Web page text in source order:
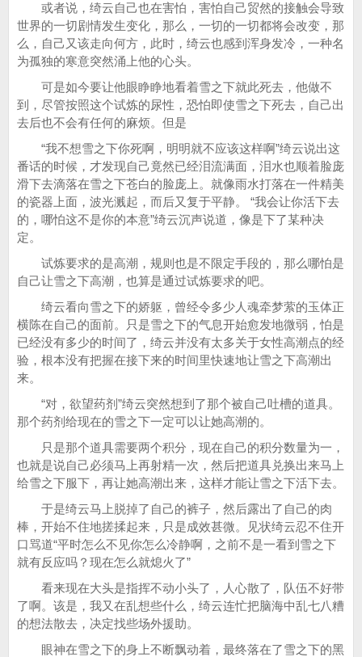
或者说，绮云自己也在害怕，害怕自己贸然的接触会导致
世界的一切剧情发生变化，那么，一切的一切都将会改变，那
么，自己又该走向何方，此时，绮云也感到浑身发冷，一种名
为孤独的寒意突然涌上他的心头。
可是如今要让他眼睁睁地看着雪之下就此死去，他做不
到，尽管按照这个试炼的尿性，恐怕即使雪之下死去，自己出
去后也不会有任何的麻烦。但是
“我不想雪之下你死啊，明明就不应该这样啊”绮云说出这
番话的时候，才发现自己竟然已经泪流满面，泪水也顺着脸庞
滑下去滴落在雪之下苍白的脸庞上。就像雨水打落在一件精美
的瓷器上面，波光溅起，而后又复于平静。 “我会让你活下去
的，哪怕这不是你的本意”绮云沉声说道，像是下了某种决
定。
试炼要求的是高潮，规则也是不限定手段的，那么哪怕是
自己让雪之下高潮，也算是通过试炼要求的吧。
绮云看向雪之下的娇躯，曾经令多少人魂牵梦萦的玉体正
横陈在自己的面前。只是雪之下的气息开始愈发地微弱，怕是
已经没有多少的时间了，绮云并没有太多关于女性高潮点的经
验，根本没有把握在接下来的时间里快速地让雪之下高潮出
来。
“对，欲望药剂”绮云突然想到了那个被自己吐槽的道具。
那个药剂给现在的雪之下一定可以让她高潮的。
只是那个道具需要两个积分，现在自己的积分数量为一，
也就是说自己必须马上再射精一次，然后把道具兑换出来马上
给雪之下服下，再让她高潮出来，这样才能让雪之下活下去。
于是绮云马上脱掉了自己的裤子，然后露出了自己的肉
棒，开始不住地搓揉起来，只是成效甚微。见状绮云忍不住开
口骂道“平时怎么不见你怎么冷静啊，之前不是一看到雪之下
就有反应吗？现在怎么就熄火了”
看来现在大头是指挥不动小头了，人心散了，队伍不好带
了啊。该是，我又在乱想些什么，绮云连忙把脑海中乱七八糟
的想法散去，决定找些场外援助。
眼神在雪之下的身上不断飘动着，最终落在了雪之下的黑